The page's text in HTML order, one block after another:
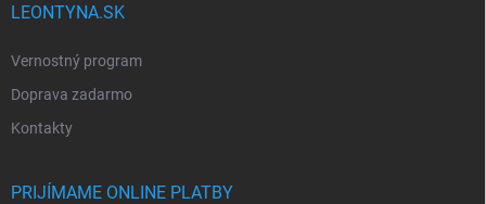
LEONTYNA.SK
Vernostný program
Doprava zadarmo
Kontakty
PRIJÍMAME ONLINE PLATBY